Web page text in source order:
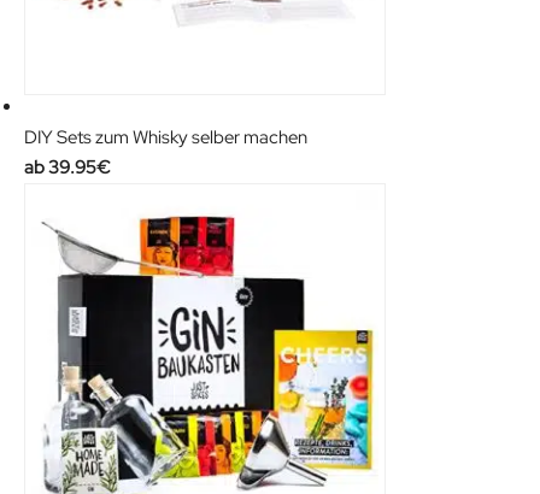
DIY Sets zum Whisky selber machen
39.95€